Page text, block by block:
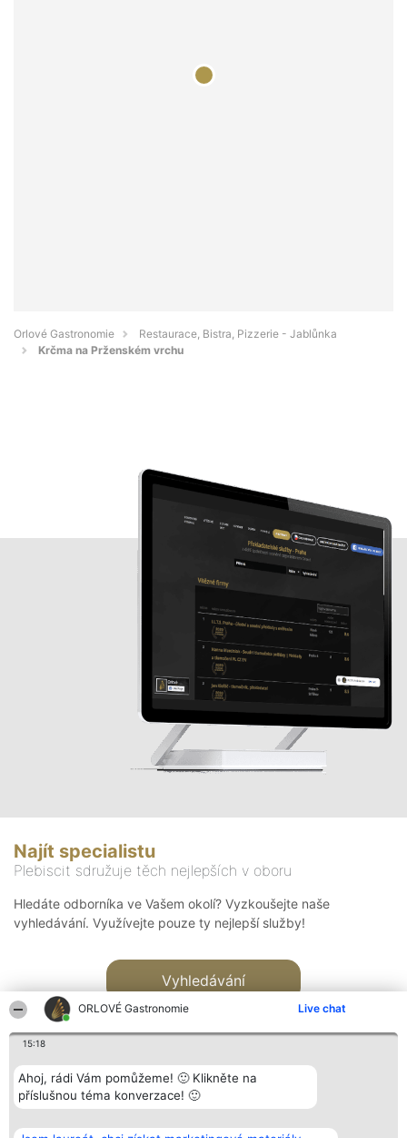
ORLOVÉ Gastronomie Live chat
15:18
Ahoj, rádi Vám pomůžeme! 🙂 Klikněte na
příslušnou téma konverzace! 🙂
Orlové Gastronomie
Restaurace, Bistra, Pizzerie - Jablůnka
Krčma na Prženském vrchu
Najít specialistu
Plebiscit sdružuje těch nejlepších v oboru
Hledáte odborníka ve Vašem okolí? Vyzkoušejte naše
vyhledávání. Využívejte pouze ty nejlepší služby!
Vyhledávání
Bright Side Solutions sp. z o.
Vítězové
Kontakt